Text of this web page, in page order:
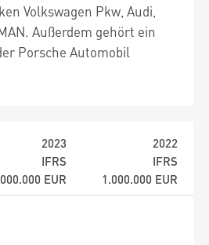
Volkswagen Pkw, Audi,
Außerdem gehört ein
Porsche Automobil
2023
IFRS
EUR
2022
IFRS
1.000.000 EUR